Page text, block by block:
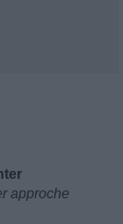
approche